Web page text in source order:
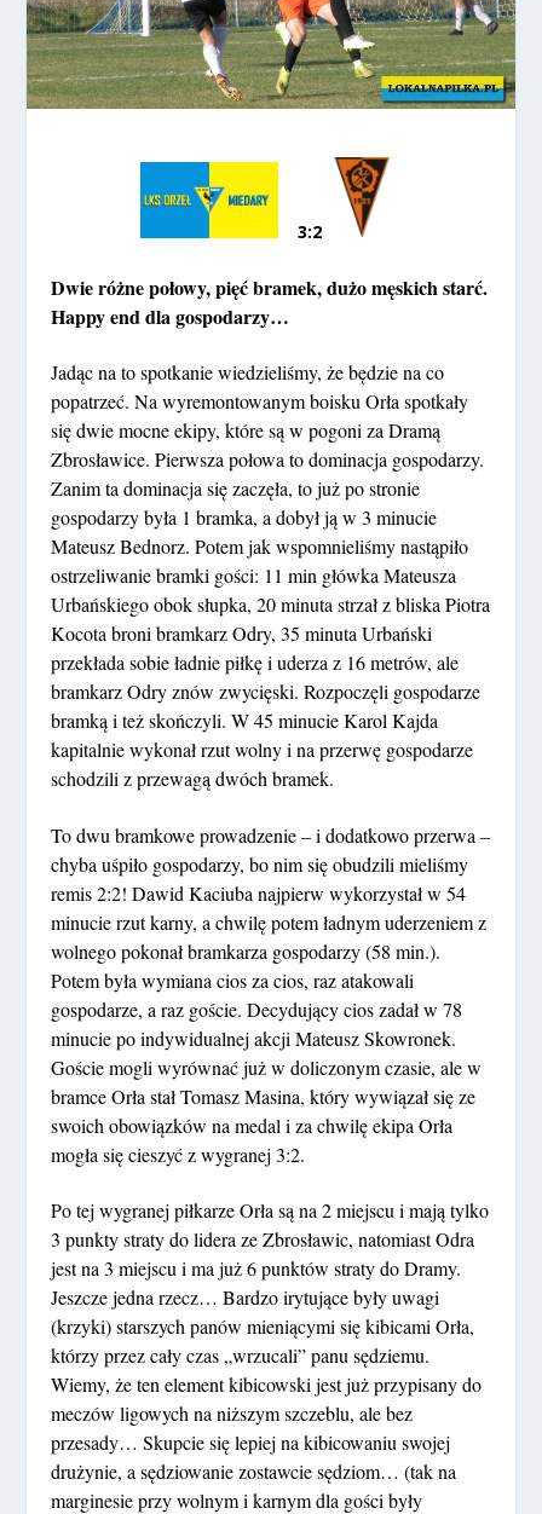
3:2
Dwie różne połowy, pięć bramek, dużo męskich starć.
Happy end dla gospodarzy…
Jadąc na to spotkanie wiedzieliśmy, że będzie na co
popatrzeć. Na wyremontowanym boisku Orła spotkały
się dwie mocne ekipy, które są w pogoni za Dramą
Zbrosławice. Pierwsza połowa to dominacja gospodarzy.
Zanim ta dominacja się zaczęła, to już po stronie
gospodarzy była 1 bramka, a dobył ją w 3 minucie
Mateusz Bednorz. Potem jak wspomnieliśmy nastąpiło
ostrzeliwanie bramki gości: 11 min główka Mateusza
Urbańskiego obok słupka, 20 minuta strzał z bliska Piotra
Kocota broni bramkarz Odry, 35 minuta Urbański
przekłada sobie ładnie piłkę i uderza z 16 metrów, ale
bramkarz Odry znów zwycięski. Rozpoczęli gospodarze
bramką i też skończyli. W 45 minucie Karol Kajda
kapitalnie wykonał rzut wolny i na przerwę gospodarze
schodzili z przewagą dwóch bramek.
To dwu bramkowe prowadzenie – i dodatkowo przerwa –
chyba uśpiło gospodarzy, bo nim się obudzili mieliśmy
remis 2:2! Dawid Kaciuba najpierw wykorzystał w 54
minucie rzut karny, a chwilę potem ładnym uderzeniem z
wolnego pokonał bramkarza gospodarzy (58 min.).
Potem była wymiana cios za cios, raz atakowali
gospodarze, a raz goście. Decydujący cios zadał w 78
minucie po indywidualnej akcji Mateusz Skowronek.
Goście mogli wyrównać już w doliczonym czasie, ale w
bramce Orła stał Tomasz Masina, który wywiązał się ze
swoich obowiązków na medal i za chwilę ekipa Orła
mogła się cieszyć z wygranej 3:2.
Po tej wygranej piłkarze Orła są na 2 miejscu i mają tylko
3 punkty straty do lidera ze Zbrosławic, natomiast Odra
jest na 3 miejscu i ma już 6 punktów straty do Dramy.
Jeszcze jedna rzecz… Bardzo irytujące były uwagi
(krzyki) starszych panów mieniącymi się kibicami Orła,
którzy przez cały czas „wrzucali” panu sędziemu.
Wiemy, że ten element kibicowski jest już przypisany do
meczów ligowych na niższym szczeblu, ale bez
przesady… Skupcie się lepiej na kibicowaniu swojej
drużynie, a sędziowanie zostawcie sędziom… (tak na
marginesie przy wolnym i karnym dla gości były